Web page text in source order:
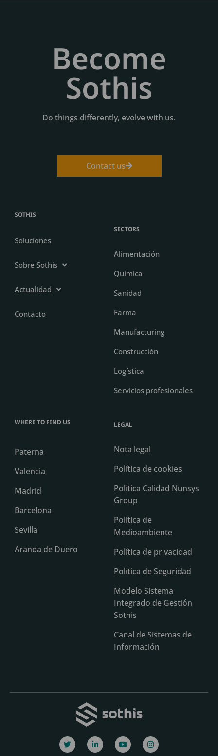
Become
Sothis
Do things differently, evolve with us.
Contact us
SOTHIS
Soluciones
Sobre Sothis
Actualidad
Contacto
SECTORS
Alimentación
Química
Sanidad
Farma
Manufacturing
Construcción
Logística
Servicios profesionales
WHERE TO FIND US
Paterna
Valencia
Madrid
Barcelona
Sevilla
Aranda de Duero
LEGAL
Nota legal
Política de cookies
Política Calidad Nunsys
Group
Política de
Medioambiente
Política de privacidad
Política de Seguridad
Modelo Sistema
Integrado de Gestión
Sothis
Canal de Sistemas de
Información